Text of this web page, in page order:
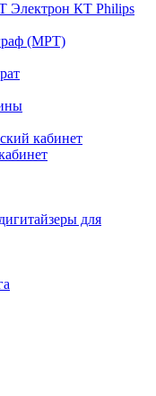
Электрон КТ Philips
(МРТ)
кабинет
для